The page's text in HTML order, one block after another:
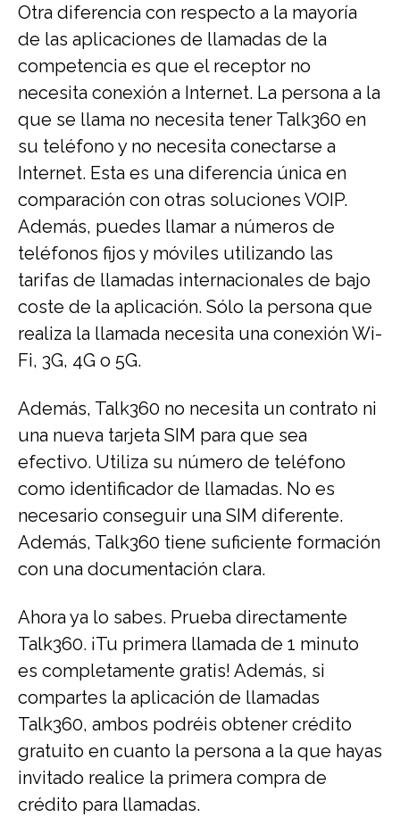
Otra diferencia con respecto a la mayoría
de las aplicaciones de llamadas de la
competencia es que el receptor no
necesita conexión a Internet. La persona a la
que se llama no necesita tener Talk360 en
su teléfono y no necesita conectarse a
Internet. Esta es una diferencia única en
comparación con otras soluciones VOIP.
Además, puedes llamar a números de
teléfonos fijos y móviles utilizando las
tarifas de llamadas internacionales de bajo
coste de la aplicación. Sólo la persona que
realiza la llamada necesita una conexión Wi-
Fi, 3G, 4G o 5G.
Además, Talk360 no necesita un contrato ni
una nueva tarjeta SIM para que sea
efectivo. Utiliza su número de teléfono
como identificador de llamadas. No es
necesario conseguir una SIM diferente.
Además, Talk360 tiene suficiente formación
con una documentación clara.
Ahora ya lo sabes. Prueba directamente
Talk360. ¡Tu primera llamada de 1 minuto
es completamente gratis! Además, si
compartes la aplicación de llamadas
Talk360, ambos podréis obtener crédito
gratuito en cuanto la persona a la que hayas
invitado realice la primera compra de
crédito para llamadas.